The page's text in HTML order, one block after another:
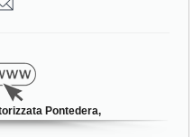
Pontedera,